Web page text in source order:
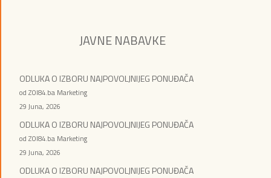
JAVNE NABAVKE
ODLUKA O IZBORU NAJPOVOLJNIJEG PONUĐAČA
od ZOI84.ba Marketing
29 Juna, 2026
ODLUKA O IZBORU NAJPOVOLJNIJEG PONUĐAČA
od ZOI84.ba Marketing
29 Juna, 2026
ODLUKA O IZBORU NAJPOVOLJNIJEG PONUĐAČA